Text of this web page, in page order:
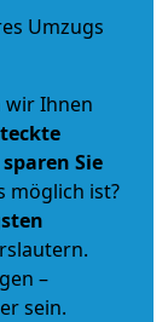
Umzugs
wir Ihnen
sparen Sie
möglich ist?
–
sein.